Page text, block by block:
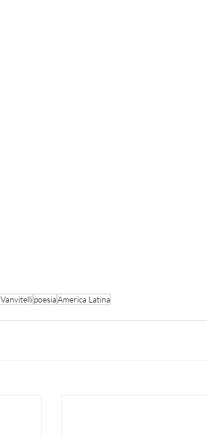
poesiaAmerica Latina